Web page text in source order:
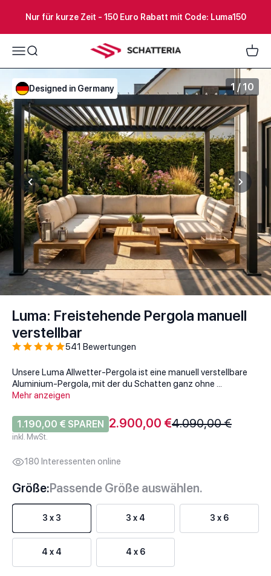
Nur für kurze Zeit - 150 Euro Rabatt mit Code: Luma150
MenüSuche Schatteria
Designed in Germany 1 / 10
Luma: Freistehende Pergola manuell
verstellbar
541 Bewertungen
Unsere Luma Allwetter-Pergola ist eine manuell verstellbare
Aluminium-Pergola, mit der du Schatten ganz ohne ...
Mehr anzeigen
1.190,00 € SPAREN Angebot
2.900,00 €Regulärer Preis
4.090,00 €
inkl. MwSt.
106 Interessenten online
Größe:Passende Größe auswählen.
3 x 3 3 x 4 3 x 6
4 x 4 4 x 6